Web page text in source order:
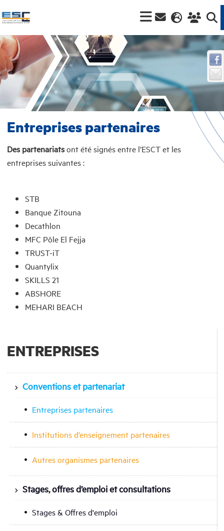
ENTREPRISES
Conventions et partenariat
Entreprises partenaires
Institutions d’enseignement partenaires
Autres organismes partenaires
Stages, offres d’emploi et consultations
Stages & Offres d'emploi
Entreprises partenaires
Des partenariatsont été signés entre l’ESCT et les
entreprises suivantes :
STB
Banque Zitouna
Decathlon
MFC Pôle El Fejja
TRUST-iT
Quantylix
SKILLS 21
ABSHORE
MEHARI BEACH